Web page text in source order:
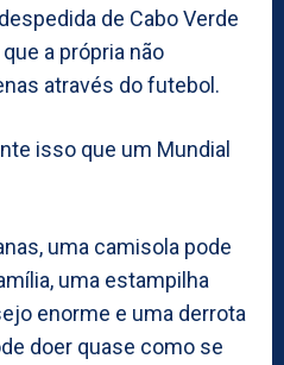
de Cabo Verde
a própria não
através do futebol.
isso que um Mundial
uma camisola pode
uma estampilha
enorme e uma derrota
doer quase como se